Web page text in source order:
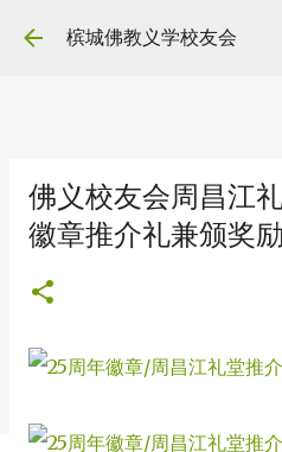
Skip to
槟城佛教义学校友会
佛义校友会周昌江
徽章推介礼兼颁奖